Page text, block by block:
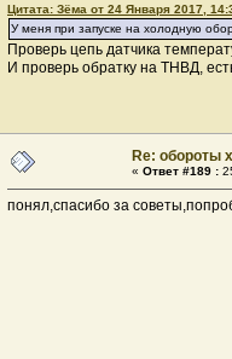
Цитата: Зёма от 24 Января 2017,
У меня при запуске на холодную
Проверь цепь датчика
И проверь обратку на ТНВД,
Re: обороты
« Ответ #189 :
понял,спасибо за